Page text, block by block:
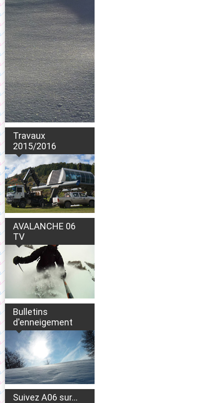
Travaux
2015/2016
AVALANCHE 06
TV
Bulletins
d'enneigement
Suivez A06 sur...